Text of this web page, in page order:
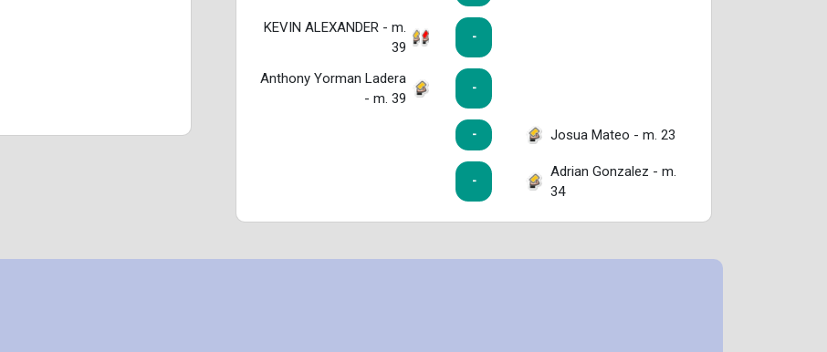
KEVIN ALEXANDER - m.
39
-
Anthony Yorman Ladera
- m. 39
-
- Josua Mateo - m. 23
-
Adrian Gonzalez - m.
34